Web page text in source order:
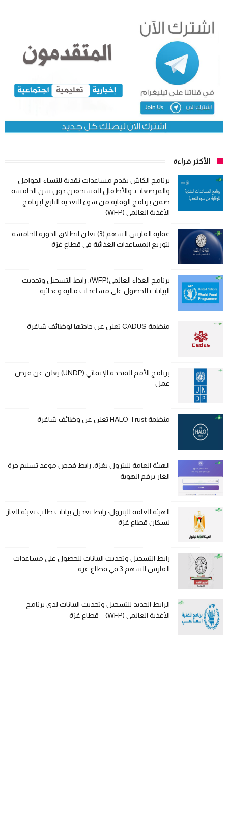
الأكثر قراءة
برنامج الكاش يقدم مساعدات نقدية للنساء الحوامل
والمرضعات، والأطفال المستحقين دون سن الخامسة
ضمن برنامج الوقاية من سوء التغذية التابع لبرنامج
الأغذية العالمي (WFP)
عملية الفارس الشهم (3) تعلن انطلاق الدورة الخامسة
لتوزيع المساعدات الغذائية في قطاع غزة
برنامج الغذاء العالمي(WFP): رابط التسجيل وتحديث
البيانات للحصول على مساعدات مالية وغذائية
منظمة CADUS تعلن عن حاجتها لوظائف شاغرة
برنامج الأمم المتحدة الإنمائي (UNDP) يعلن عن فرص
عمل
منظمة HALO Trust تعلن عن وظائف شاغرة
الهيئة العامة للبترول بغزة: رابط فحص موعد تسليم جرة
الغاز برقم الهوية
الهيئة العامة للبترول: رابط تعديل بيانات طلب تعبئة الغاز
لسكان قطاع غزة
رابط التسجيل وتحديث البيانات للحصول على مساعدات
الفارس الشهم 3 في قطاع غزة
الرابط الجديد للتسجيل وتحديث البيانات لدى برنامج
الأغذية العالمي (WFP) – قطاع غزة